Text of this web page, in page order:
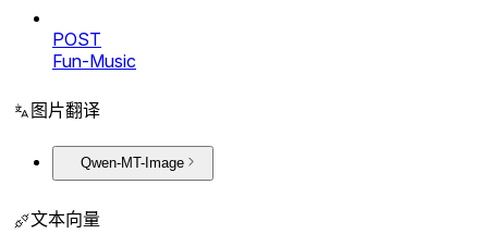
POST
Fun-Music
图片翻译
Qwen-MT-Image
文本向量